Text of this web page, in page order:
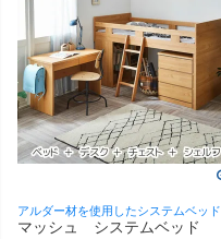
アルダー材を使用したシステムベッド
マッシュ システムベッド